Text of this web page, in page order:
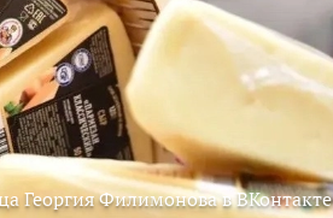
Георгия Филимонова в ВКонтакте